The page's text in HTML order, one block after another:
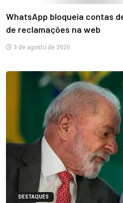
WhatsApp bloqueia contas
de reclamações na web
3 de agosto de 2026
DESTAQUES